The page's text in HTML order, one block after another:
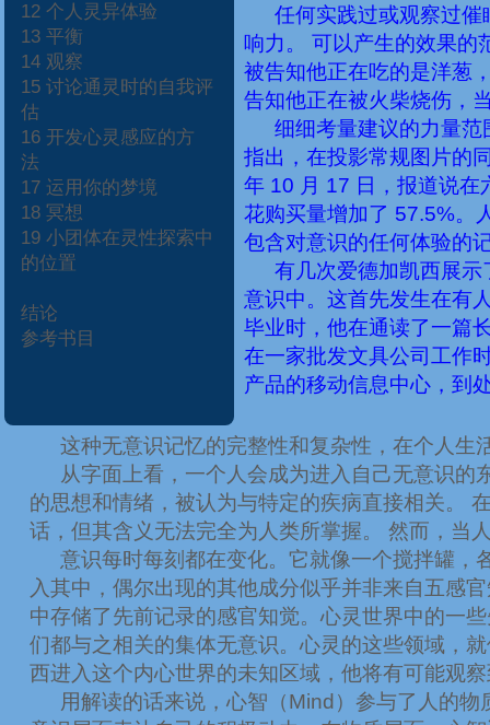
12 个人灵异体验
13 平衡
14 观察
15 讨论通灵时的自我评
估
16 开发心灵感应的方
法
17 运用你的梦境
18 冥想
19 小团体在灵性探索中
的位置
结论
参考书目
任何实践过或观察过
响力。
可以产生的效果的
被告知他正在吃的是洋葱
告知他正在被火柴烧伤，
细细考量建议的力量范
指出，在投影常规图片的
年 10 月 17 日，报道说在
花购买量增加了 57.5%。
包含对意识的任何体验的
有几次爱德加凯西展
意识中。这首先发生在有
毕业时，他在通读了一篇
在一家批发文具公司工作
产品的移动信息中心，到
这种无意识记忆的完整性和复杂性，在个人生
从字面上看，一个人会成为进入自己无意识的
的思想和情绪，被认为与特定的疾病直接相关。
话，但其含义无法完全为人类所掌握。
然而，当
意识每时每刻都在变化。它就像一个搅拌罐
入其中，偶尔出现的其他成分似乎并非来自五感
中存储了先前记录的感官知觉。心灵世界中的一
们都与之相关的集体无意识。心灵的这些领域，
西进入这个内心世界的未知区域，他将有可能观
用解读的话来说，心智（Mind ）参与了人的物